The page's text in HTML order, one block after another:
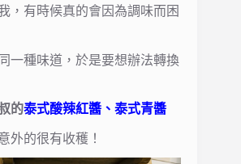
，有時候真的會因為調味而困
一種味道，於是要想辦法轉換
的泰式酸辣紅醬、泰式青醬
外的很有收穫！